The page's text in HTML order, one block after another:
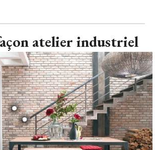
atelier industriel